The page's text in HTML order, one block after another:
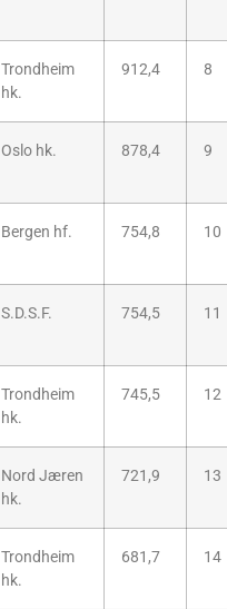
Trondheim
hk.
912,4 8
Oslo hk. 878,4 9
Bergen hf. 754,8 10
S.D.S.F. 754,5 11
Trondheim
hk.
745,5 12
Nord Jæren
hk.
721,9 13
Trondheim
hk.
681,7 14